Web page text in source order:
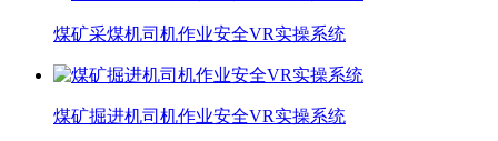
煤矿采煤机司机作业安全VR实操系统
煤矿掘进机司机作业安全VR实操系统